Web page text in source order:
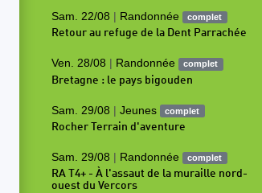
Sam. 22/08 | Randonnée complet
Retour au refuge de la Dent Parrachée
Ven. 28/08 | Randonnée complet
Bretagne : le pays bigouden
Sam. 29/08 | Jeunes complet
Rocher Terrain d'aventure
Sam. 29/08 | Randonnée complet
RA T4+ - À l'assaut de la muraille nord-
ouest du Vercors